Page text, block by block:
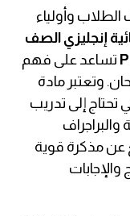
الطلاب وأولياء
إنجليزي الصف
تساعد على فهم
وتعتبر مادة
تحتاج إلى تدريب
عن مذكرة قوية